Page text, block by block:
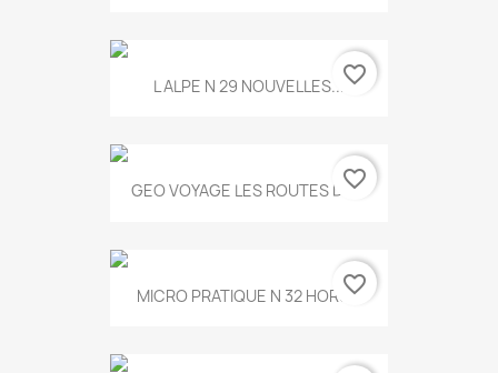
L ALPE N 29 NOUVELLES...favorite_border
GEO VOYAGE LES ROUTES DE...
favorite_border
MICRO PRATIQUE N 32 HORS...
favorite_border